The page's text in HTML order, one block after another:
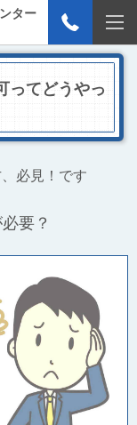
ター
ってどうやっ
必見！です
要？